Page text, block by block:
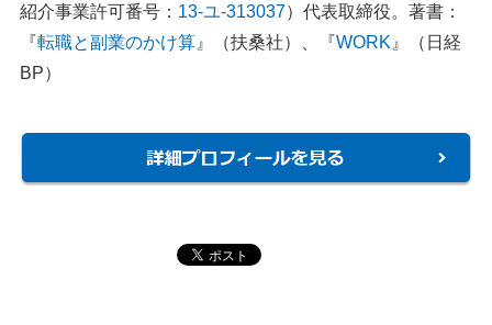
紹介事業許可番号： 13-ユ-313037）代表取締役。著書：
『転職と副業のかけ算 』（扶桑社）、『WORK 』（日経
BP）